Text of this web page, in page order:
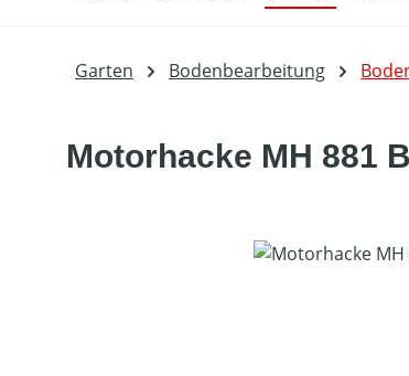
Garten Bodenbearbeitung
Motorhacke MH 881
Bildergalerie überspringen